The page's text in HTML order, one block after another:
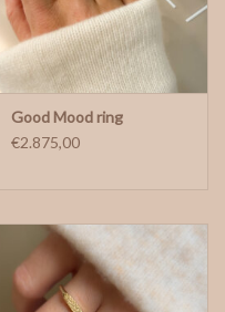
Good Mood ring
€2.875,00